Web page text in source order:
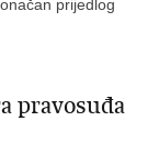
prijedlog
pravosuđa